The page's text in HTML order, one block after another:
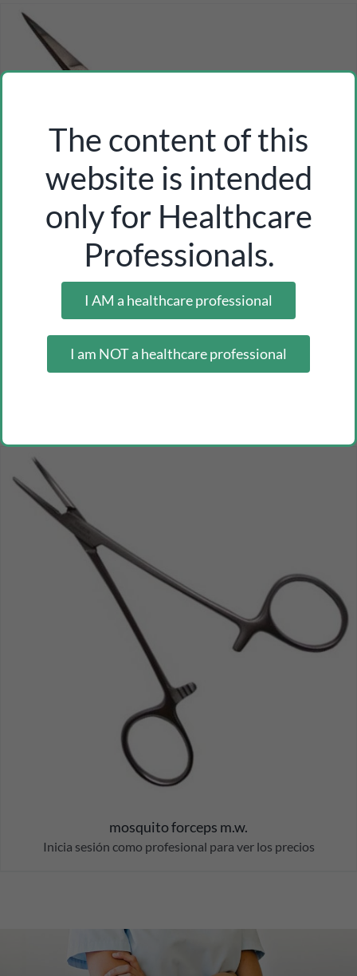
mosquito forceps m.w.
Inicia sesión como profesional para ver los precios
The content of this
website is intended
only for Healthcare
Professionals.
I AM a healthcare professional
I am NOT a healthcare professional